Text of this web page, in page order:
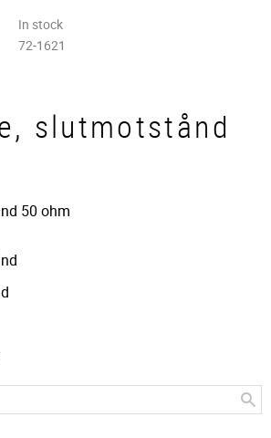
In stock
72-1621
slutmotstånd
50 ohm